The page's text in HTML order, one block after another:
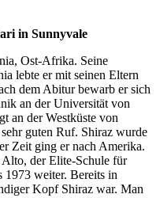
in Sunnyvale
Ost-Afrika. Seine
lebte er mit seinen Eltern
dem Abitur bewarb er sich
an der Universität von
an der Westküste von
guten Ruf. Shiraz wurde
Zeit ging er nach Amerika.
der Elite-Schule für
1973 weiter. Bereits in
Kopf Shiraz war. Man